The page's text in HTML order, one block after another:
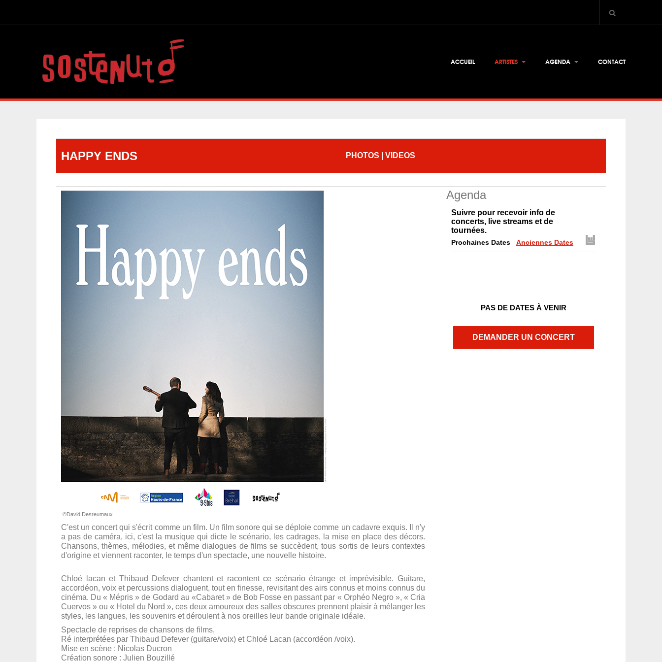
ACCUEIL ARTISTES AGENDA CONTACT
HAPPY ENDS PHOTOS | VIDEOS
©David Desreumaux
C'est un concert qui s'écrit comme un film. Un film sonore qui se déploie comme un cadavre exquis. Il n'y
a pas de caméra, ici, c'est la musique qui dicte le scénario, les cadrages, la mise en place des décors.
Chansons, thèmes, mélodies, et même dialogues de films se succèdent, tous sortis de leurs contextes
d'origine et viennent raconter, le temps d'un spectacle, une nouvelle histoire.
Chloé lacan et Thibaud Defever chantent et racontent ce scénario étrange et imprévisible. Guitare,
accordéon, voix et percussions dialoguent, tout en finesse, revisitant des airs connus et moins connus du
cinéma. Du « Mépris » de Godard au «Cabaret » de Bob Fosse en passant par « Orphéo Negro », « Cria
Cuervos » ou « Hotel du Nord », ces deux amoureux des salles obscures prennent plaisir à mélanger les
styles, les langues, les souvenirs et déroulent à nos oreilles leur bande originale idéale.
Spectacle de reprises de chansons de films,
Ré interprétées par Thibaud Defever (guitare/voix) et Chloé Lacan (accordéon /voix).
Mise en scène : Nicolas Ducron
Création sonore : Julien Bouzillé
Agenda
Suivre pour recevoir info de
concerts, live streams et de
tournées.
Prochaines Dates Anciennes Dates
PAS DE DATES À VENIR
DEMANDER UN CONCERT